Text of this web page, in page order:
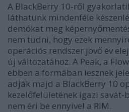
A BlackBerry 10-ről
láthatunk mindenféle
demókat meg
nem tudni, hogy ezek
operációs rendszer jövő év
új változatához. A Peak, a
ebben a formában lesznek
adják majd a BlackBerry 10
kezelőfelületének igazi savát-
nem éri be ennyivel a RIM.